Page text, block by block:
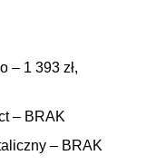
– 1 393 zł,
– BRAK
– BRAK